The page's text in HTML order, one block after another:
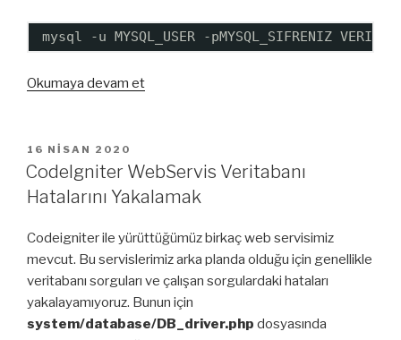
mysql -u MYSQL_USER -pMYSQL_SIFRENIZ
Okumaya devam et“MySql
Aktarma”
YAYIM
TARIHI
16 NISAN 2020
CodeIgniter WebServis Veritabanı
Hatalarını Yakalamak
Codeigniter ile yürüttüğümüz birkaç web servisimiz
mevcut. Bu servislerimiz arka planda olduğu için genellikle
veritabanı sorguları ve çalışan sorgulardaki hataları
yakalayamıyoruz. Bunun için
system/database/DB_driver.php dosyasında